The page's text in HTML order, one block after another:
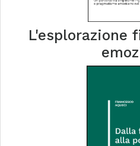
L'esplorazione